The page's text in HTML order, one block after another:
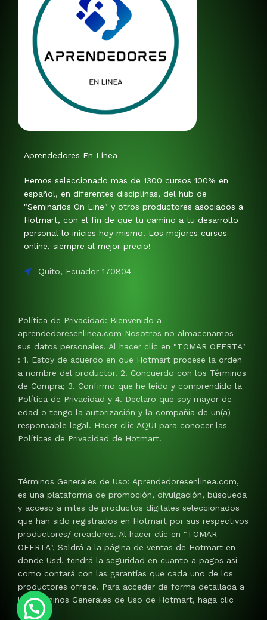
Aprendedores En Línea
Hemos seleccionado mas de 1300 cursos 100% en
español, en diferentes disciplinas, del hub de
"Seminarios On Line" y otros productores asociados a
Hotmart, con el fin de que tu camino a tu desarrollo
personal lo inicies hoy mismo. Los mejores cursos
online, siempre al mejor precio!
Quito, Ecuador 170804
Política de Privacidad: Bienvenido a
aprendedoresenlinea.com Nosotros no almacenamos
sus datos personales. Al hacer clic en "TOMAR OFERTA"
: 1. Estoy de acuerdo en que Hotmart procese la orden
a nombre del productor. 2. Concuerdo con los Términos
de Compra; 3. Confirmo que he leído y comprendido la
Política de Privacidad y 4. Declaro que soy mayor de
edad o tengo la autorización y la compañía de un(a)
responsable legal. Hacer clic AQUI para conocer las
Políticas de Privacidad de Hotmart.
Términos Generales de Uso: Aprendedoresenlinea.com,
es una plataforma de promoción, divulgación, búsqueda
y acceso a miles de productos digitales seleccionados
que han sido registrados en Hotmart por sus respectivos
productores/ creadores. Al hacer clic en "TOMAR
OFERTA", Saldrá a la página de ventas de Hotmart en
donde Usd. tendrá la seguridad en cuanto a pagos así
como contará con las garantías que cada uno de los
productores ofrece. Para acceder de forma detallada a
los Términos Generales de Uso de Hotmart, haga clic
AQUI.